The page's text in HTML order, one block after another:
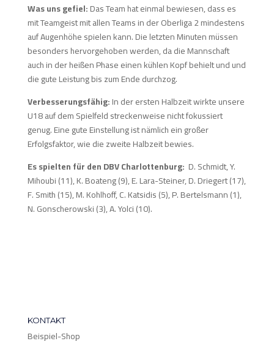
Was uns gefiel:Das Team hat einmal bewiesen, dass es
mit Teamgeist mit allen Teams in der Oberliga 2 mindestens
auf Augenhöhe spielen kann. Die letzten Minuten müssen
besonders hervorgehoben werden, da die Mannschaft
auch in der heißen Phase einen kühlen Kopf behielt und und
die gute Leistung bis zum Ende durchzog.
Verbesserungsfähig:In der ersten Halbzeit wirkte unsere
U18 auf dem Spielfeld streckenweise nicht fokussiert
genug. Eine gute Einstellung ist nämlich ein großer
Erfolgsfaktor, wie die zweite Halbzeit bewies.
Es spielten für den DBV Charlottenburg: D. Schmidt, Y.
Mihoubi (11), K. Boateng (9), E. Lara-Steiner, D. Driegert (17),
F. Smith (15), M. Kohlhoff, C. Katsidis (5), P. Bertelsmann (1),
N. Gonscherowski (3), A. Yolci (10).
KONTAKT
Beispiel-Shop